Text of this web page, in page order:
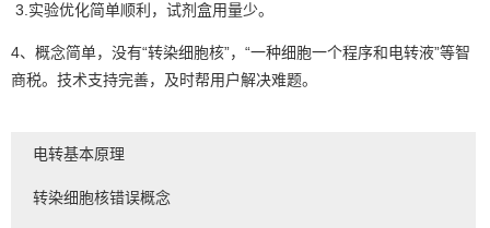
3.实验优化简单顺利，试剂盒用量少。
4、概念简单，没有“转染细胞核”，“一种细胞一个程序和电转液”等智
商税。技术支持完善，及时帮用户解决难题。
电转基本原理
转染细胞核错误概念